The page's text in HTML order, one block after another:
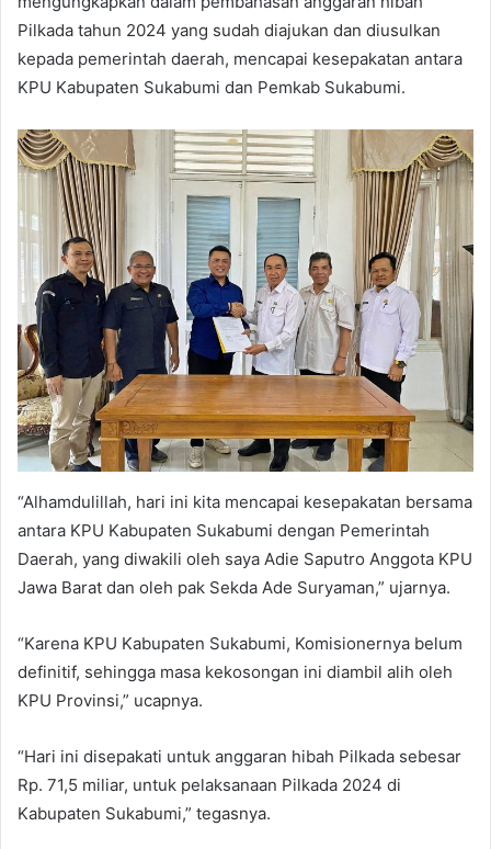
Pilkada tahun 2024 yang sudah diajukan dan diusulkan
kepada pemerintah daerah, mencapai kesepakatan antara
KPU Kabupaten Sukabumi dan Pemkab Sukabumi.
“Alhamdulillah, hari ini kita mencapai kesepakatan bersama
antara KPU Kabupaten Sukabumi dengan Pemerintah
Daerah, yang diwakili oleh saya Adie Saputro Anggota KPU
Jawa Barat dan oleh pak Sekda Ade Suryaman,” ujarnya.
“Karena KPU Kabupaten Sukabumi, Komisionernya belum
definitif, sehingga masa kekosongan ini diambil alih oleh
KPU Provinsi,” ucapnya.
“Hari ini disepakati untuk anggaran hibah Pilkada sebesar
Rp. 71,5 miliar, untuk pelaksanaan Pilkada 2024 di
Kabupaten Sukabumi,” tegasnya.